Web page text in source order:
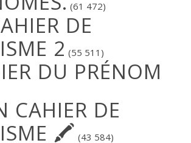
(61 472)
DE
2 (55 511)
DU PRÉNOM
DE
🖍 (43 584)